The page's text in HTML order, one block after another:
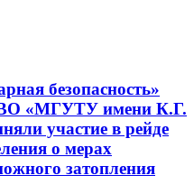
безопасность»
«МГУТУ имени К.Г.
участие в рейде
о мерах
затопления